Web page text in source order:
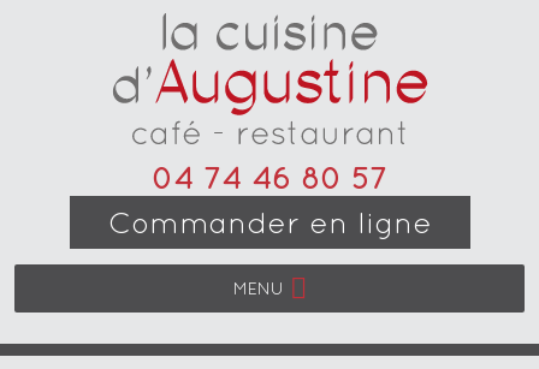
04 74 46 80 57
Commander en ligne
MENU